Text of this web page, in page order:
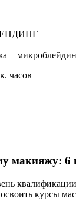
+
часов
макияжу: 6
курсы